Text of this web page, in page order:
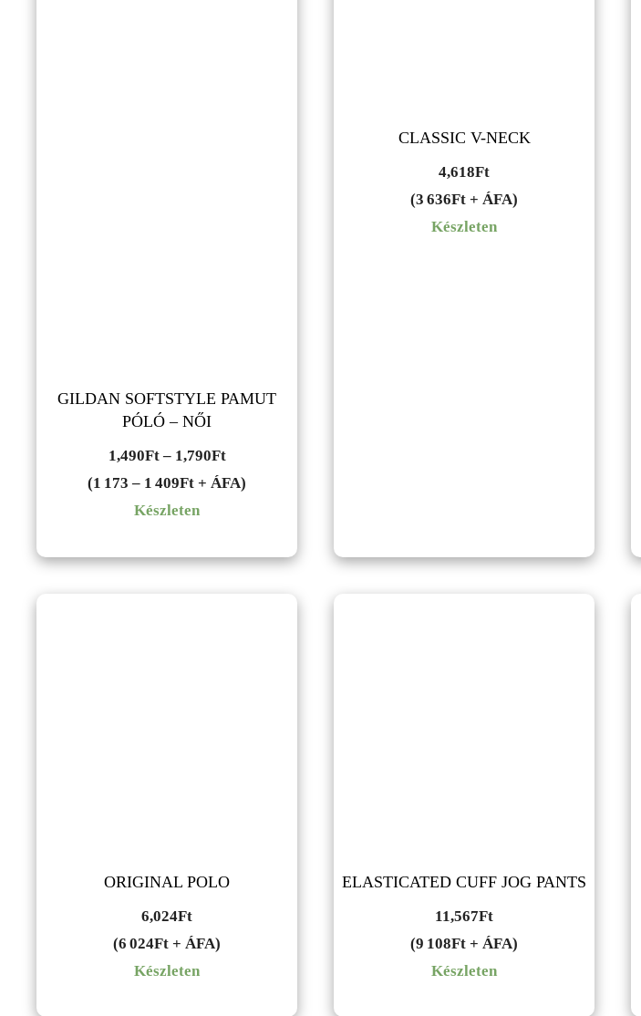
GILDAN SOFTSTYLE PAMUT
PÓLÓ – NŐI
1,490Ft – 1,790FtÁrtartomány:
1,490Ft
(1 173 – 1 409Ft + ÁFA)
Készleten
CLASSIC V-NECK
4,618Ft
(3 636Ft + ÁFA)
Készleten
ORIGINAL POLO
6,024Ft
(6 024Ft + ÁFA)
Készleten
ELASTICATED CUFF JOG PANTS
11,567Ft
(9 108Ft + ÁFA)
Készleten